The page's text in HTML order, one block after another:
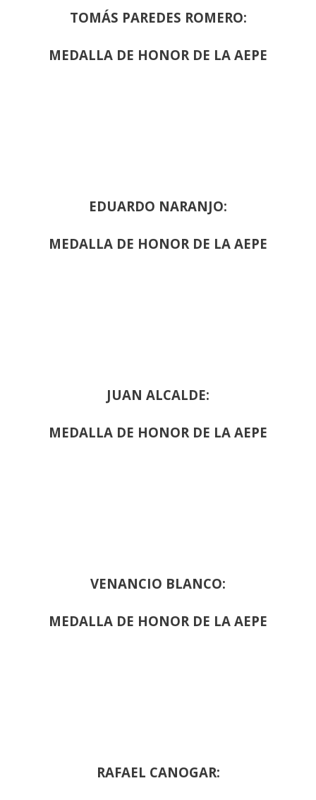
TOMÁS PAREDES ROMERO:
MEDALLA DE HONOR DE LA AEPE
EDUARDO NARANJO:
MEDALLA DE HONOR DE LA AEPE
JUAN ALCALDE:
MEDALLA DE HONOR DE LA AEPE
VENANCIO BLANCO:
MEDALLA DE HONOR DE LA AEPE
RAFAEL CANOGAR: